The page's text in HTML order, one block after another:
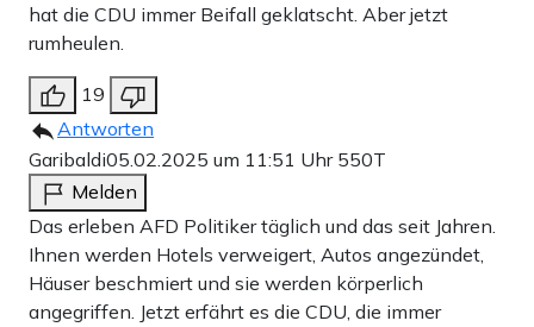
hat die CDU immer Beifall geklatscht. Aber jetzt
rumheulen.
19
Antworten
Garibaldi05.02.2025 um 11:51 Uhr 550T
Melden
Das erleben AFD Politiker täglich und das seit Jahren.
Ihnen werden Hotels verweigert, Autos angezündet,
Häuser beschmiert und sie werden körperlich
angegriffen. Jetzt erfährt es die CDU, die immer